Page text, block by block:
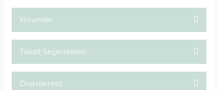
Yorumlar
Taksit Seçenekleri
Önerileriniz